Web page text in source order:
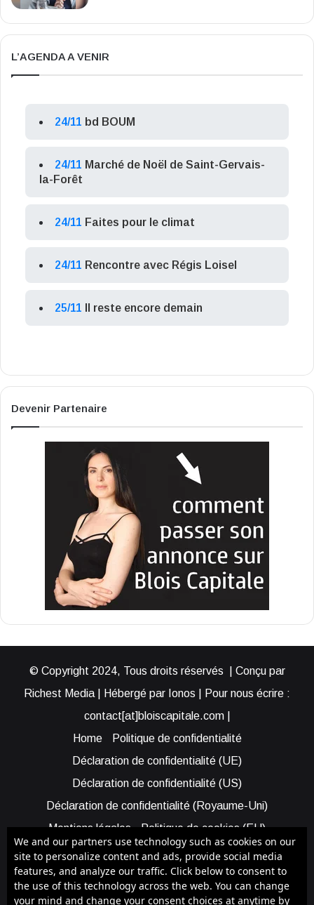
L’AGENDA A VENIR
24/11 bd BOUM
24/11 Marché de Noël de Saint-Gervais-
la-Forêt
24/11 Faites pour le climat
24/11 Rencontre avec Régis Loisel
25/11 Il reste encore demain
Devenir Partenaire
© Copyright 2024, Tous droits réservés | Conçu par
Richest Media | Hébergé par Ionos | Pour nous écrire :
contact[at]bloiscapitale.com |
Home
Politique de confidentialité
Déclaration de confidentialité (UE)
Déclaration de confidentialité (US)
Déclaration de confidentialité (Royaume-Uni)
Mentions légales
Politique de cookies (EU)
Cookie Policy (AUS)
Cookie Policy (US)
Qui sommes-nous ?
Participer à Blois Capitale
Bénéficier d’une assistance
We and our partners use technology such as cookies on our
site to personalize content and ads, provide social media
features, and analyze our traffic. Click below to consent to
the use of this technology across the web. You can change
your mind and change your consent choices at anytime by